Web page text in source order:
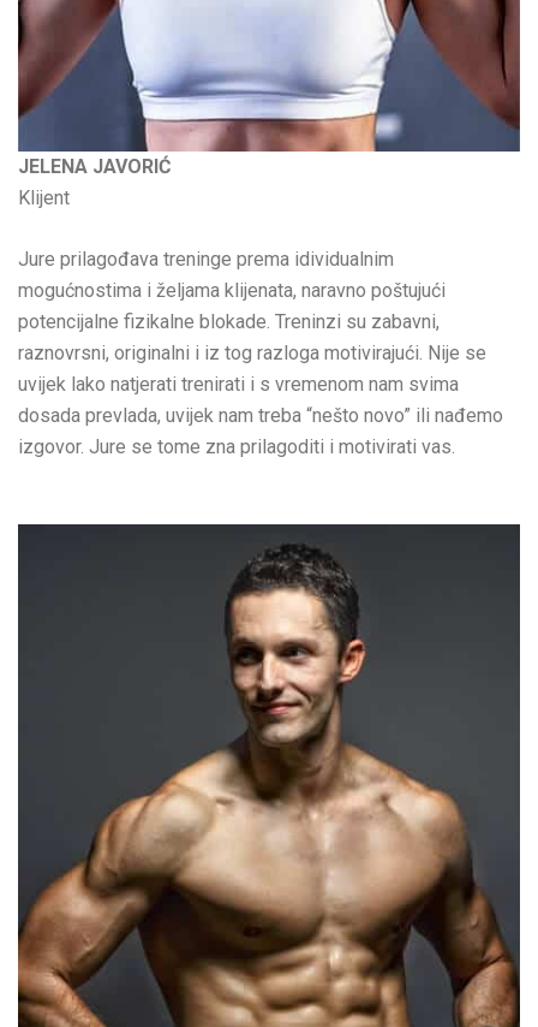
JELENA JAVORIĆ
Klijent
Jure prilagođava treninge prema idividualnim
mogućnostima i željama klijenata, naravno poštujući
potencijalne fizikalne blokade. Treninzi su zabavni,
raznovrsni, originalni i iz tog razloga motivirajući. Nije se
uvijek lako natjerati trenirati i s vremenom nam svima
dosada prevlada, uvijek nam treba “nešto novo” ili nađemo
izgovor. Jure se tome zna prilagoditi i motivirati vas.